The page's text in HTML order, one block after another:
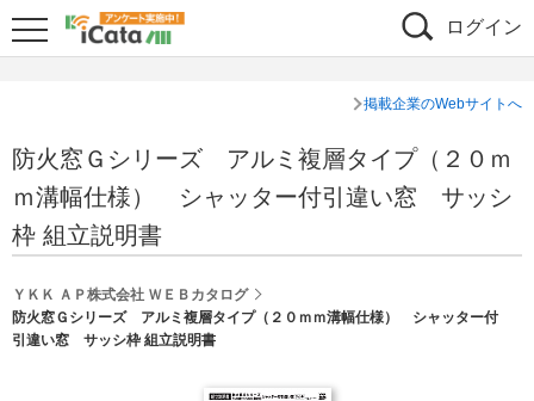
ログイン
掲載企業のWebサイトへ
防火窓Ｇシリーズ アルミ複層タイプ（２０ｍ
ｍ溝幅仕様） シャッター付引違い窓 サッシ
枠 組立説明書
ＹＫＫ ＡＰ株式会社 ＷＥＢカタログ
防火窓Ｇシリーズ アルミ複層タイプ（２０ｍｍ溝幅仕様） シャッター付
引違い窓 サッシ枠 組立説明書